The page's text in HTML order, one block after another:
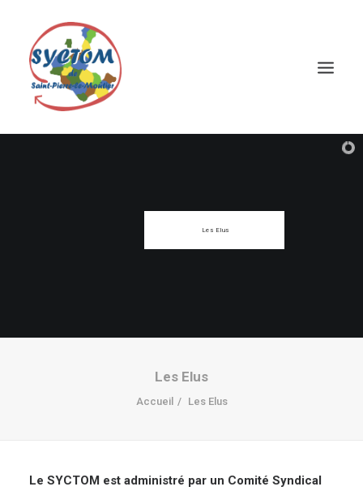
Les Elus
Les Elus
Accueil Les Elus
Le SYCTOM est administré par un Comité Syndical